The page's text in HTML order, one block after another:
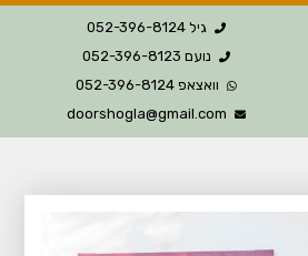
גיל 052-396-8124
נועם 052-396-8123
וואצאפ 052-396-8124
doorshogla@gmail.com